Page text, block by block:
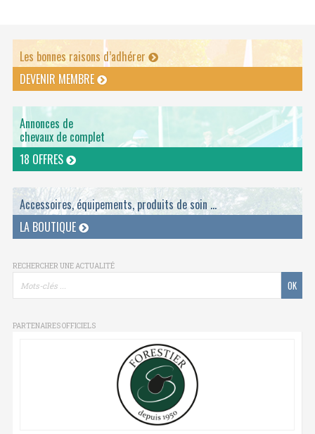
Les bonnes raisons d’adhérer
DEVENIR MEMBRE
Annonces de
chevaux de complet
18 OFFRES
Accessoires, équipements, produits de soin ...
LA BOUTIQUE
RECHERCHER UNE ACTUALITÉ
PARTENAIRES OFFICIELS